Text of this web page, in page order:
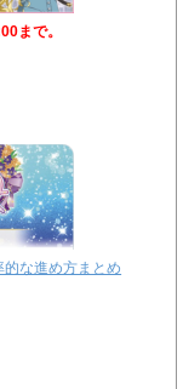
まで。
な進め方まとめ